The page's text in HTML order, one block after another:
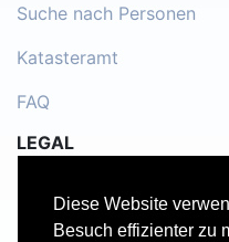
Diese Website
Besuch effizienter zu
Suche nach Personen
Katasteramt
FAQ
LEGAL
Kontakt